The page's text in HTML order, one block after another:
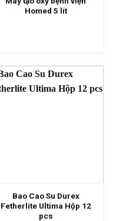
Homed 5 lít
Bao Cao Su Durex
Fetherlite Ultima Hộp 12
pcs